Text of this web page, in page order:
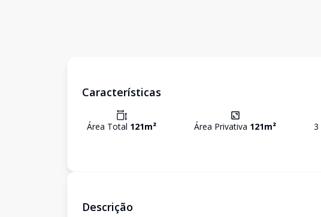
Características
Área Total 121m² Área Privativa 121m² 3
Descrição